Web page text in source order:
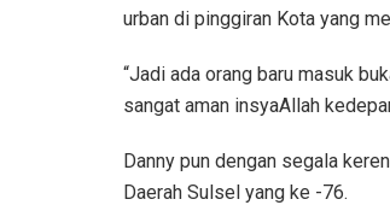
urban di pinggiran Kota yang
“Jadi ada orang baru masuk
sangat aman insyaAllah
Danny pun dengan segala
Daerah Sulsel yang ke -76.